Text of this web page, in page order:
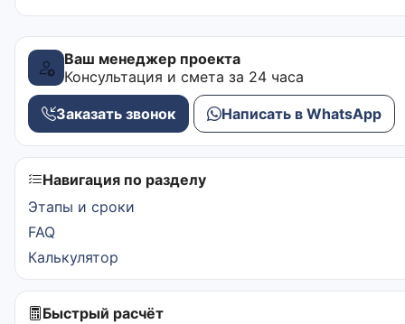
Ваш менеджер проекта
Консультация и смета за 24 часа
Заказать звонок Написать в WhatsApp
Навигация по разделу
Этапы и сроки
FAQ
Калькулятор
Быстрый расчёт